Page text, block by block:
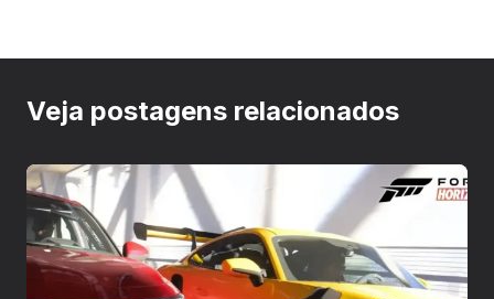
Veja postagens relacionados